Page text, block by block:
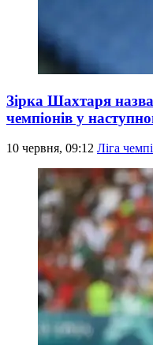
Зірка Шахтаря
чемпіонів у
10 червня, 09:12 Ліга